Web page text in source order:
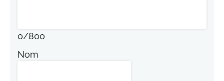
0/800
Nom